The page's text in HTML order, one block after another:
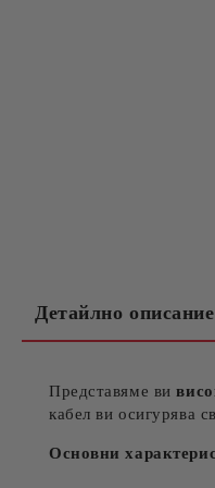
Детайлно описание
Представяме ви
кабел ви осигурява
Основни